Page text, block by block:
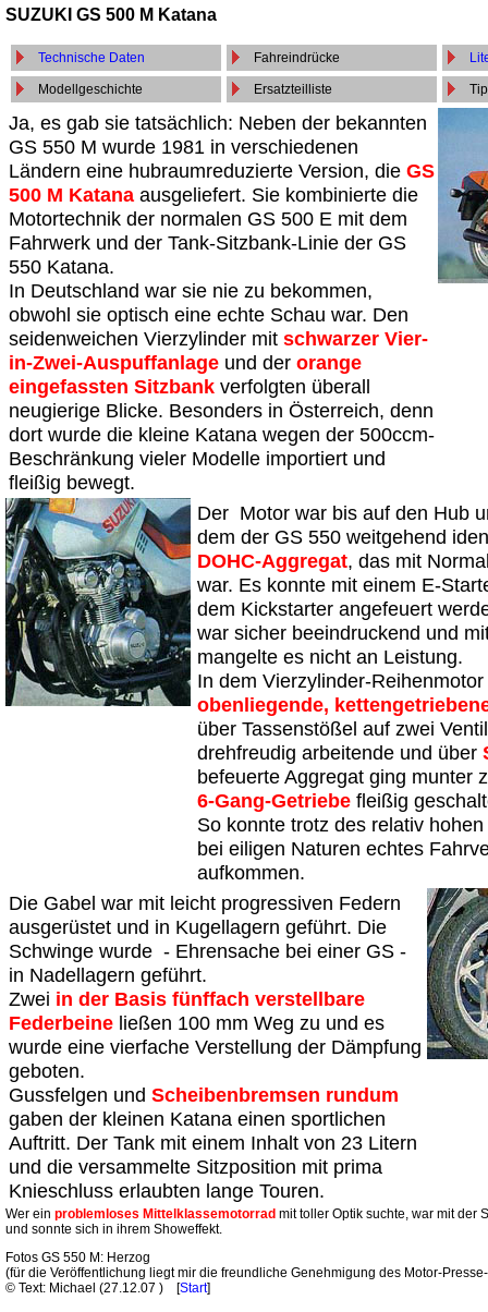
SUZUKI GS 500 M Katana
Technische Daten Fahreindrücke
Modellgeschichte Ersatzteilliste
Ja, es gab sie tatsächlich: Neben der bekannten
GS 550 M wurde 1981 in verschiedenen
Ländern eine hubraumreduzierte Version, die GS
500 M Katana ausgeliefert. Sie kombinierte die
Motortechnik der normalen GS 500 E mit dem
Fahrwerk und der Tank-Sitzbank-Linie der GS
550 Katana.
In Deutschland war sie nie zu bekommen,
obwohl sie optisch eine echte Schau war. Den
seidenweichen Vierzylinder mit schwarzer Vier-
in-Zwei-Auspuffanlage und der orange
eingefassten Sitzbank verfolgten überall
neugierige Blicke. Besonders in Österreich, denn
dort wurde die kleine Katana wegen der 500ccm-
Beschränkung vieler Modelle importiert und
fleißig bewegt.
Der Motor war bis auf den Hub
dem der GS 550 weitgehend
DOHC-Aggregat, das mit
war. Es konnte mit einem E-
dem Kickstarter angefeuert
war sicher beeindruckend und
mangelte es nicht an Leistung.
In dem Vierzylinder-
obenliegende,
über Tassenstößel auf zwei
drehfreudig arbeitende und über
befeuerte Aggregat ging munter
6-Gang-Getriebe fleißig
So konnte trotz des relativ
bei eiligen Naturen echtes
aufkommen.
Die Gabel war mit leicht progressiven Federn
ausgerüstet und in Kugellagern geführt. Die
Schwinge wurde - Ehrensache bei einer GS -
in Nadellagern geführt.
Zwei in der Basis fünffach verstellbare
Federbeine ließen 100 mm Weg zu und es
wurde eine vierfache Verstellung der Dämpfung
geboten.
Gussfelgen und Scheibenbremsen rundum
gaben der kleinen Katana einen sportlichen
Auftritt. Der Tank mit einem Inhalt von 23 Litern
und die versammelte Sitzposition mit prima
Knieschluss erlaubten lange Touren.
Wer ein problemloses Mittelklassemotorrad mit toller Optik suchte, war mit der
und sonnte sich in ihrem Showeffekt.
Fotos GS 550 M: Herzog
(für die Veröffentlichung liegt mir die freundliche Genehmigung des Motor-
© Text: Michael (27.12.07 ) [Start]